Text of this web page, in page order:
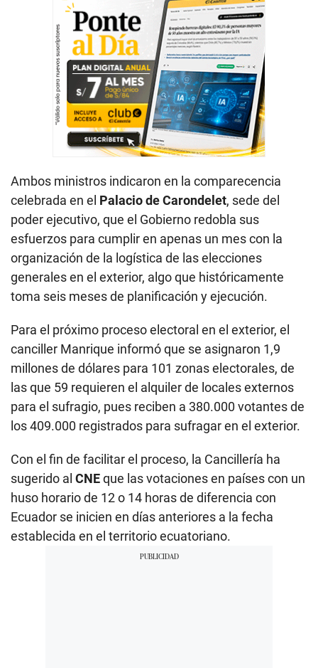
Ambos ministros indicaron en la comparecencia
celebrada en el Palacio de Carondelet, sede del
poder ejecutivo, que el Gobierno redobla sus
esfuerzos para cumplir en apenas un mes con la
organización de la logística de las elecciones
generales en el exterior, algo que históricamente
toma seis meses de planificación y ejecución.
Para el próximo proceso electoral en el exterior, el
canciller Manrique informó que se asignaron 1,9
millones de dólares para 101 zonas electorales, de
las que 59 requieren el alquiler de locales externos
para el sufragio, pues reciben a 380.000 votantes de
los 409.000 registrados para sufragar en el exterior.
Con el fin de facilitar el proceso, la Cancillería ha
sugerido al CNEque las votaciones en países con un
huso horario de 12 o 14 horas de diferencia con
Ecuador se inicien en días anteriores a la fecha
establecida en el territorio ecuatoriano.